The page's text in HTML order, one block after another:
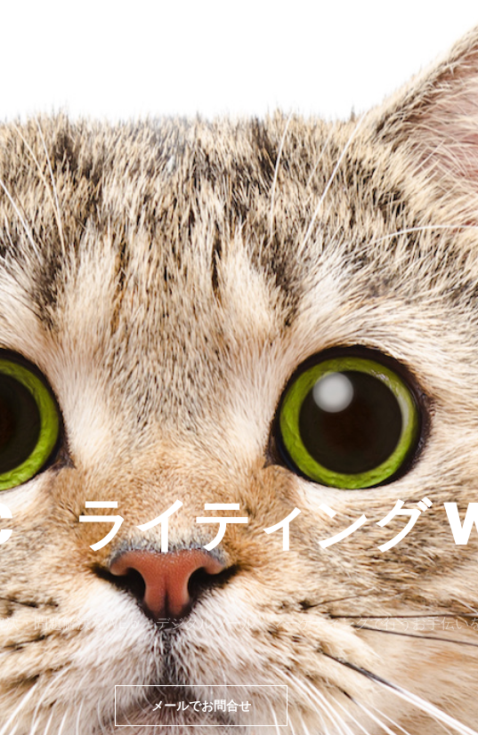
ライティング
・問題解決をWEｂ・デジタルツール・マーケティングで行うお手伝い
メールでお問合せ